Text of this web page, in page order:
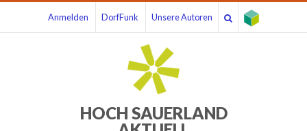
Anmelden DorfFunk Unsere Autoren
HOCH SAUERLAND